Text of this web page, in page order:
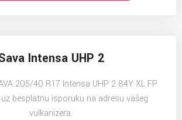
Intensa UHP 2
205/40 R17 Intensa UHP 2 84Y XL FP
besplatnu isporuku na adresu vašeg
vulkanizera.